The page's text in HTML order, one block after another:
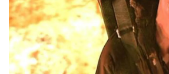
സംഭവത്തിൽ കൂടുതൽ
നടന്നുവരികയാണ്.
Tags: pakistan youth Toyota